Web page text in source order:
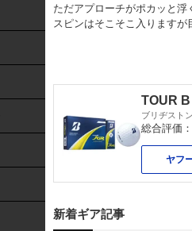
ただアプローチがポカッと浮
スピンはそこそこ入ります
TOUR B
ブリヂスト
総合評価：
ヤフ
新着ギア記事